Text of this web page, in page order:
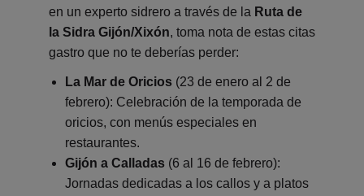
en un experto sidrero a través de la Ruta de
la Sidra Gijón/Xixón, toma nota de estas citas
gastro que no te deberías perder:
La Mar de Oricios (23 de enero al 2 de
febrero): Celebración de la temporada de
oricios, con menús especiales en
restaurantes.
Gijón a Calladas (6 al 16 de febrero):
Jornadas dedicadas a los callos y a platos